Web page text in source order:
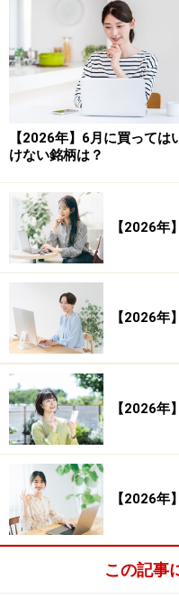
合計損失（率）：
（率）： -6.36 ％
プロフィット・ファ
平均保持日数： 28.15
勝率52％、平均損益率
月は他の月と比べて株
しょう。このような結果
・3月末（年度末）に
いったん売却し、決算
るため、それらの企業
・年金・生保などの機
（株式組み入れ比率の
にある点
が挙げられます。次に
【2026年】6月に買っては
けない銘柄は？
【2026年
【2026年
【2026年
【2026年
この記事